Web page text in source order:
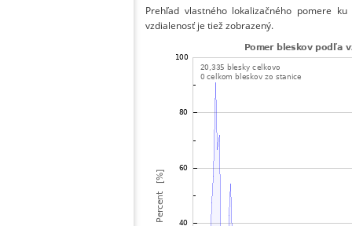
Prehľad vlastného lokalizačného pomere
vzdialenosť je tiež zobrazený.